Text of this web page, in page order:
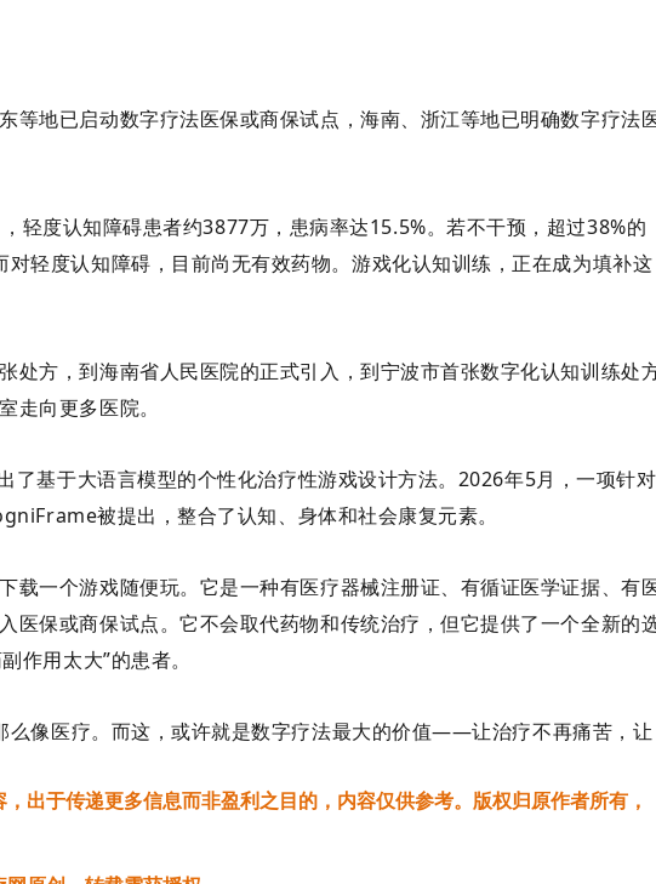
等地已启动数字疗法医保或商保试点，海南、浙江等地已明确数字疗法
轻度认知障碍患者约3877万 ，患病率达15.5%。若不干预，超过38%的
轻度认知障碍，目前尚无有效药物。游戏化认知训练，正在成为填补这
处方，到海南省人民医院的正式引入，到宁波市首张数字化认知训练处
向更多医院。
了基于大语言模型的个性化治疗性游戏设计方法。2026年5月，一项针对
被提出，整合了认知、身体和社会康复元素。
载一个游戏随便玩。它是一种有医疗器械注册证、有循证医学证据、有
医保或商保试点。它不会取代药物和传统治疗，但它提供了一个全新的
作用太大”的患者。
么像医疗。而这，或许就是数字疗法最大的价值——让治疗不再痛苦，让
出于传递更多信息而非盈利之目的，内容仅供参考。版权归原作者所有，